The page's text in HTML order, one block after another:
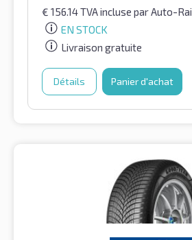
€ 156.14TVA incluse par Auto-
EN STOCK
Livraison gratuite
Détails Panier d'achat